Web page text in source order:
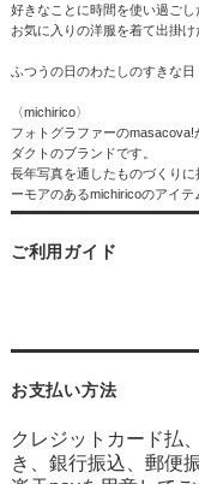
好きなことに時間を使い過ごし
お気に入りの洋服を着て出掛け
ふつうの日のわたしのすきな日
〈michirico〉
フォトグラファーの
ダクトのブランドです。
長年写真を通したものづくり
ーモアのあるmichiricoのアイテ
ご利用ガイド
お支払い方法
クレジットカード払、
き、銀行振込、郵便振